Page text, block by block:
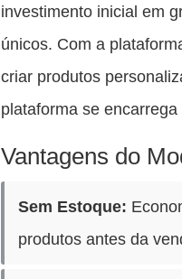
investimento inicial em
únicos. Com a
criar produtos
plataforma se
Vantagens do
Sem Estoque:
produtos antes da